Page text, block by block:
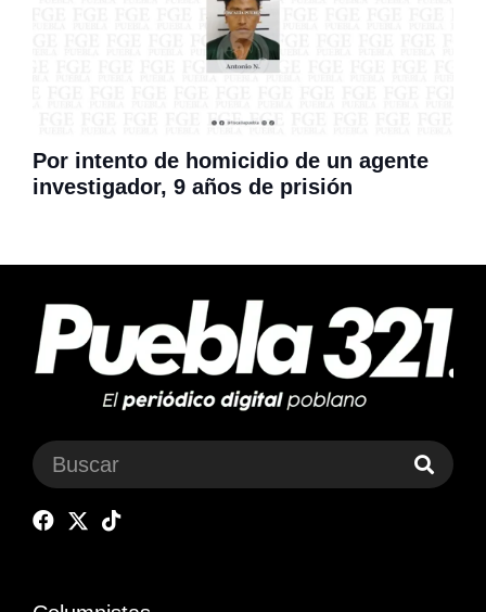
Por intento de homicidio de un agente
investigador, 9 años de prisión